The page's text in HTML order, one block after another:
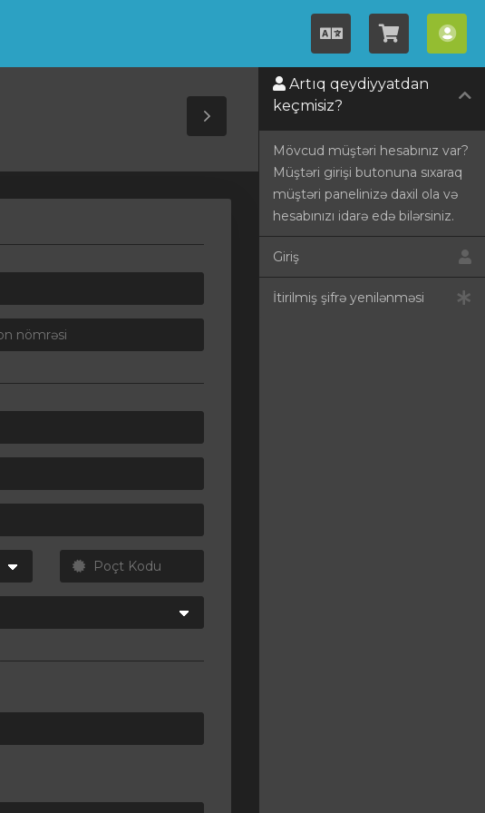
Azerbaijani
Səbətə
bax
Toggle
Sidebar
Artıq qeydiyyatdan
keçmisiz?
Mövcud müştəri hesabınız var?
Müştəri girişi butonuna sıxaraq
müştəri panelinizə daxil ola və
hesabınızı idarə edə bilərsiniz.
Giriş
İtirilmiş şifrə yenilənməsi